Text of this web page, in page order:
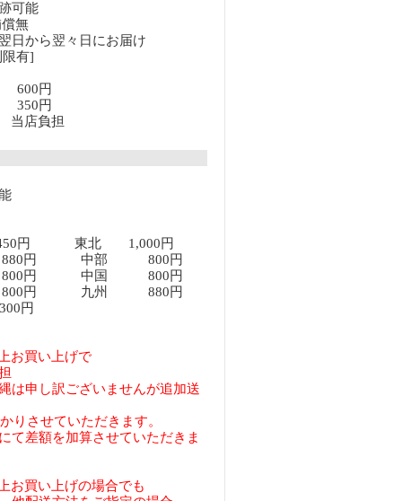
可能
無
日から翌々日にお届け
有]
600円
350円
当店負担
円 東北 1,000円
円 中部 800円
円 中国 800円
円 九州 880円
円
お買い上げで
申し訳ございませんが追加送
させていただきます。
差額を加算させていただきま
お買い上げの場合でも